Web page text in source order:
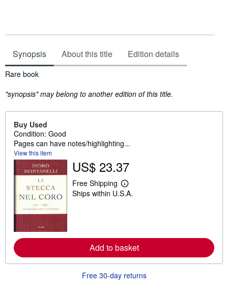
Synopsis About this title Edition details
Synopsis
Rare book
"synopsis" may belong to another edition of this title.
Buy Used
Condition: Good
Pages can have notes/highlighting...
View this item
US$ 23.37
Free Shipping
L
e
r
e
b
u
Ships within U.S.A.
Add to basket
Free 30-day returns